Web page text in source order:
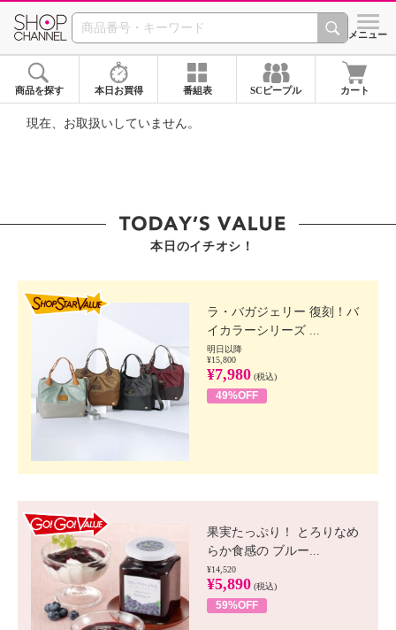
SHOP CHANNEL ショッ
メニュー
商品を探す 本日お買得 番組表 SCピープル カート
現在、お取扱いしていません。
本日のイチオシ！
ラ・バガジェリー 復刻！バ
イカラーシリーズ ...
明日以降
¥15,800
¥7,980 (税込)
49%OFF
果実たっぷり！ とろりなめ
らか食感の ブルー...
¥14,520
¥5,890 (税込)
59%OFF